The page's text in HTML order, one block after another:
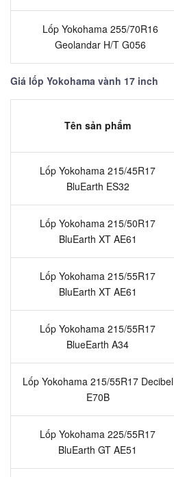
Lốp Yokohama 255/70R16
Geolandar H/T G056
Giá lốp Yokohama vành 17 inch
Tên sản phẩm
Lốp Yokohama 215/45R17
BluEarth ES32
Lốp Yokohama 215/50R17
BluEarth XT AE61
Lốp Yokohama 215/55R17
BluEarth XT AE61
Lốp Yokohama 215/55R17
BlueEarth A34
Lốp Yokohama 215/55R17 Decibel
E70B
Lốp Yokohama 225/55R17
BluEarth GT AE51